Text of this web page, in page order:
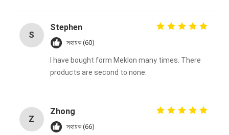
S
Stephen
সহায়ক (60)
I have bought form Meklon many times. There
products are second to none.
Z
Zhong
সহায়ক (66)